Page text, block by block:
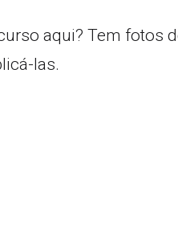
aqui? Tem fotos
las.